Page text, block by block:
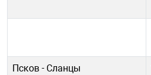
Псков - Сланцы